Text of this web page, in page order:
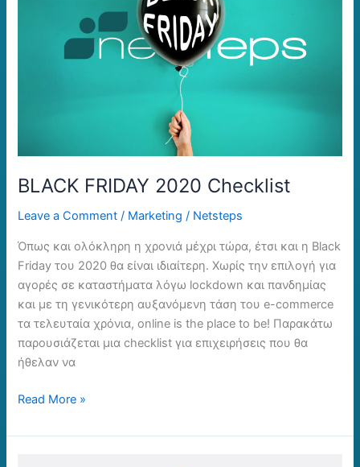
BLACK FRIDAY 2020 Checklist
Leave a Comment / Marketing / Netsteps
Όπως και ολόκληρη η χρονιά μέχρι τώρα, έτσι και η Black
Friday του 2020 θα είναι ιδιαίτερη. Χωρίς την επιλογή για
αγορές σε καταστήματα λόγω lockdown και πανδημίας
και με τη γενικότερη αυξανόμενη τάση του e-commerce
τα τελευταία χρόνια, online is the place to be! Παρακάτω
παρουσιάζεται μια checklist για επιχειρήσεις που θα
ήθελαν να
Read More »